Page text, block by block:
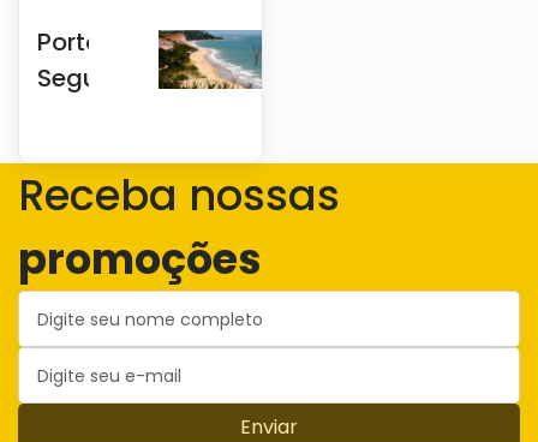
Porto
Seguro
Receba nossas
promoções
Enviar